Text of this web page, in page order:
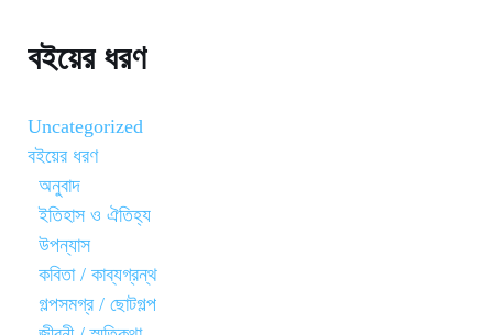
বইয়ের ধরণ
Uncategorized
বইয়ের ধরণ
অনুবাদ
ইতিহাস ও ঐতিহ্য
উপন্যাস
কবিতা / কাব্যগ্রন্থ
গল্পসমগ্র / ছোটগল্প